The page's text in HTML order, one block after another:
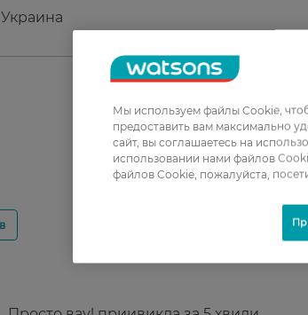
Украина
Мы используем файлы Cookie,
предоставить вам максимально
сайт, вы соглашаетесь на
использовании нами файлов
файлов Cookie, пожалуйста,